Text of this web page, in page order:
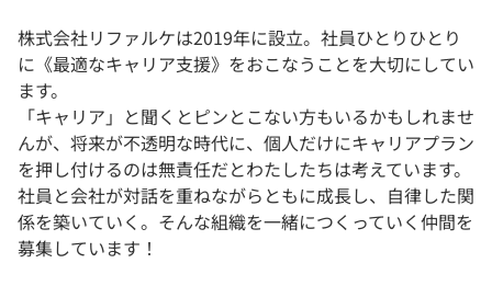
株式会社リファルケは2019年に設立。社員ひとりひとり
に《最適なキャリア支援》をおこなうことを大切にしてい
ます。
「キャリア」と聞くとピンとこない方もいるかもしれませ
んが、将来が不透明な時代に、個人だけにキャリアプラン
を押し付けるのは無責任だとわたしたちは考えています。
社員と会社が対話を重ねながらともに成長し、自律した関
係を築いていく。そんな組織を一緒につくっていく仲間を
募集しています！